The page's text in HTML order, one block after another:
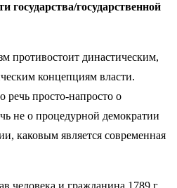
государства/государственной
противостоит династическим,
концепциям власти.
просто-напросто о
не о процедурной демократии
каковым является современная
человека и гражданина 1789 г.,